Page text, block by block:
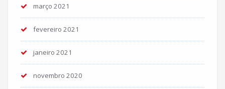
março 2021
fevereiro 2021
janeiro 2021
novembro 2020